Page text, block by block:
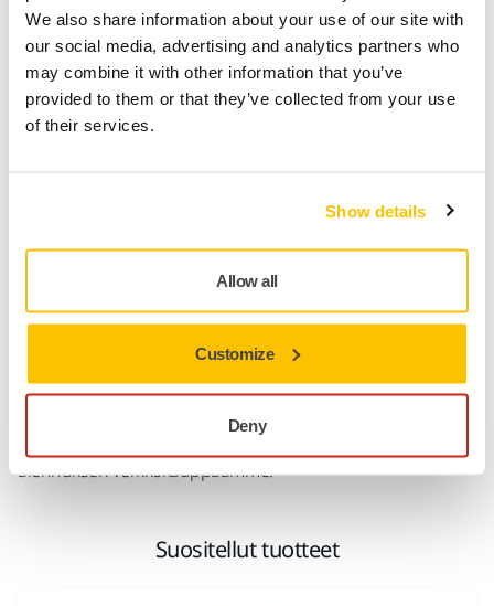
We also share information about your use of our site with
our social media, advertising and analytics partners who
may combine it with other information that you’ve
provided to them or that they’ve collected from your use
of their services.
Show details
Allow all
Customize
Deny
Lue lisää seuraavan sukupolven
koneistamme
Saat 10 % alennuskupongin
Tutustu kaltaisillesi ammattilaisille suunnattuihin
pinnankäsittelyratkaisuihin, vinkkeihin ja alan trendeihin.
alennuksen verkkokauppaamme.
Suositellut tuotteet